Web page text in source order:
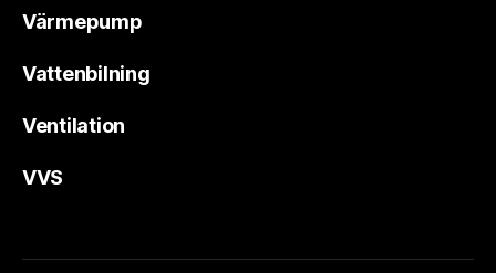
Värmepump
Vattenbilning
Ventilation
VVS